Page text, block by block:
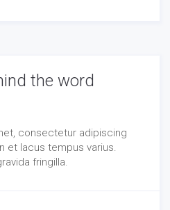
the word
consectetur adipiscing
et lacus tempus varius.
fringilla.